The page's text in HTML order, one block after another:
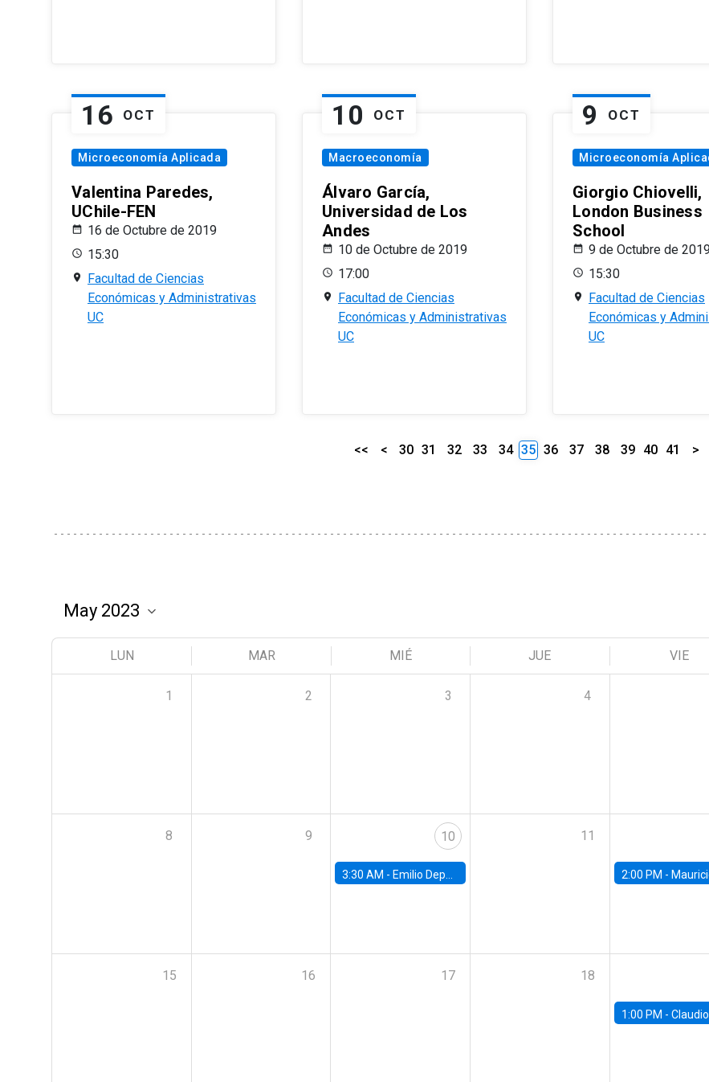
16 OCT
Microeconomía Aplicada
Valentina Paredes,
UChile-FEN
16 de Octubre de 2019
15:30
Facultad de Ciencias
Económicas y Administrativas
UC
10 OCT
Macroeconomía
Álvaro García,
Universidad de Los
Andes
10 de Octubre de 2019
17:00
Facultad de Ciencias
Económicas y Administrativas
UC
9 OCT
Microeconomía
Giorgio Chiovelli,
London Business
School
9 de Octubre de
15:30
Facultad de Ciencias
Económicas y
UC
<< < 30 31 32 33 34 35 36 37 38 39 40 41 >
LUN MAR MIÉ JUE VIE
1 2 3 4
8 9 10
3:30 AM - Emilio Depetris-Chauvín, Universidad Católica
11
2:00 PM - Mauricio
15 16 17 18
1:00 PM - Claudio Ferraz,